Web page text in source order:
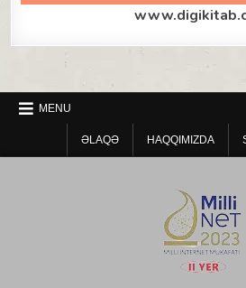
MENU
ƏLAQƏ HAQQIMIZDA